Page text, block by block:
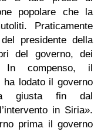
popolare che la
Praticamente
presidente della
del governo, dei
In compenso, il
ha lodato il governo
giusta fin dal
in Siria».
prima il governo